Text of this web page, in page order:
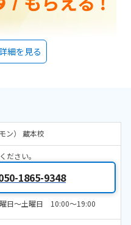
細を見る
ン） 蔵本校
ださい。
1865-9348
曜日～土曜日 10:00～19:00